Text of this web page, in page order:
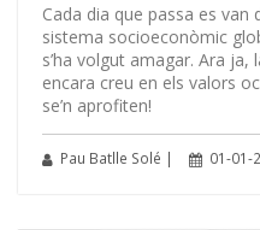
Cada dia que passa es van
sistema socioeconòmic
s’ha volgut amagar. Ara
encara creu en els valors
se’n aprofiten!
Pau Batlle Solé | 01-01-